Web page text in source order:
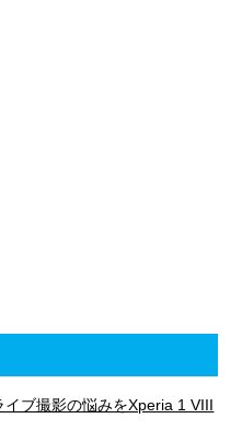
ブ撮影の悩みをXperia 1 VIII